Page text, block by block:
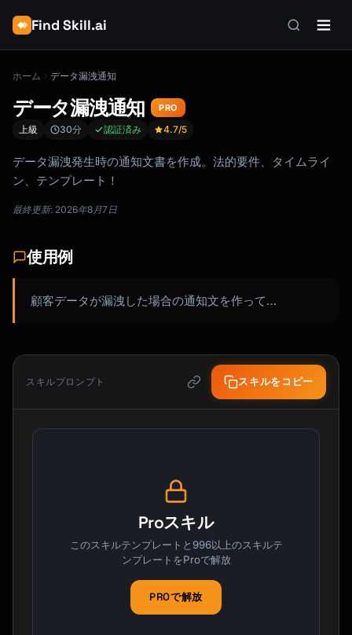
Find Skill.ai
ホーム データ漏洩通知
データ漏洩通知 PRO
上級 30分 認証済み 4.7/5
データ漏洩発生時の通知文書を作成。法的要件、タイムライ
ン、テンプレート！
最終更新: 2026年8月7日
使用例
顧客データが漏洩した場合の通知文を作って…
スキルプロンプト スキルをコピー
Proスキル
このスキルテンプレートと996以上のスキルテ
ンプレートをProで解放
PROで解放